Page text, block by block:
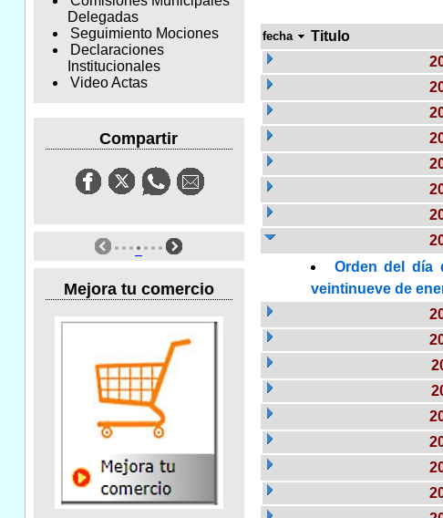
Delegadas
Seguimiento Mociones
Declaraciones
Institucionales
Video Actas
Compartir
Mejora tu comercio
fecha Titulo
Orden del día
veintinueve de